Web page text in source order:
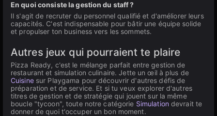
En quoi consiste la gestion du staff ?
Il s'agit de recruter du personnel qualifié et d'améliorer leurs
capacités. C'est indispensable pour bâtir une équipe solide
et propulser ton business vers les sommets.
Autres jeux qui pourraient te plaire
Pizza Ready, c'est le mélange parfait entre gestion de
restaurant et simulation culinaire. Jette un œil à plus de
Cuisinesur Playgama pour découvrir d'autres défis de
préparation et de service. Et si tu veux explorer d'autres
titres de gestion et de stratégie qui jouent sur la même
boucle "tycoon", toute notre catégorie Simulation devrait te
donner de quoi t'occuper un bon moment.